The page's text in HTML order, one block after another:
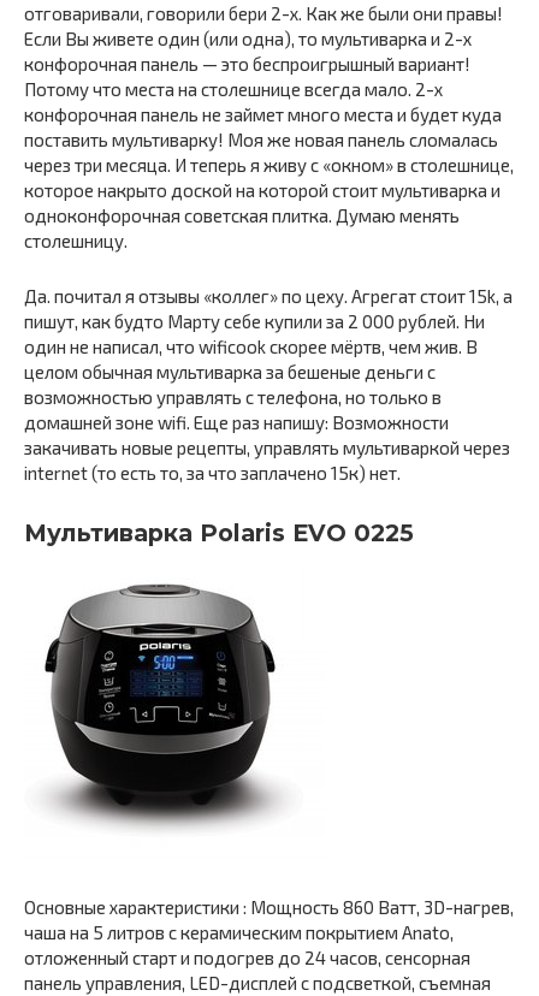
отговаривали, говорили бери 2-х. Как же были они правы!
Если Вы живете один (или одна), то мультиварка и 2-х
конфорочная панель — это беспроигрышный вариант!
Потому что места на столешнице всегда мало. 2-х
конфорочная панель не займет много места и будет куда
поставить мультиварку! Моя же новая панель сломалась
через три месяца. И теперь я живу с «окном» в столешнице,
которое накрыто доской на которой стоит мультиварка и
одноконфорочная советская плитка. Думаю менять
столешницу.
Да. почитал я отзывы «коллег» по цеху. Агрегат стоит 15k, а
пишут, как будто Марту себе купили за 2 000 рублей. Ни
один не написал, что wificook скорее мёртв, чем жив. В
целом обычная мультиварка за бешеные деньги с
возможностью управлять с телефона, но только в
домашней зоне wifi. Еще раз напишу: Возможности
закачивать новые рецепты, управлять мультиваркой через
internet (то есть то, за что заплачено 15к) нет.
Мультиварка Polaris EVO 0225
Основные характеристики : Мощность 860 Ватт, 3D-нагрев,
чаша на 5 литров с керамическим покрытием Anato,
отложенный старт и подогрев до 24 часов, сенсорная
панель управления, LED-дисплей с подсветкой, съемная